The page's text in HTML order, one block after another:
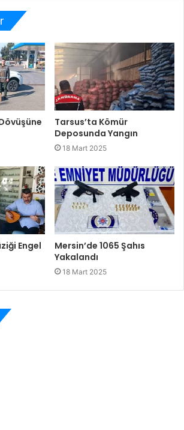
Tarsus’ta Kömür
Deposunda Yangın
18 Mart 2025
Engel
Mersin’de 1065 Şahıs
Yakalandı
18 Mart 2025